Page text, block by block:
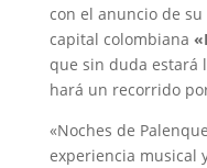
con el anuncio de
capital colombiana
que sin duda estará
hará un recorrido
«Noches de
experiencia musical